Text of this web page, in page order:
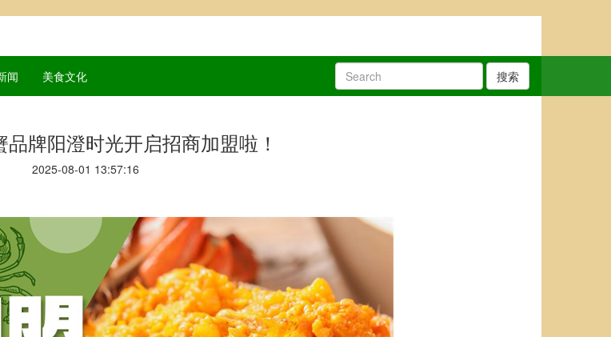
闻 美食文化 搜索
牌阳澄时光开启招商加盟啦！
2025-08-01 13:57:16